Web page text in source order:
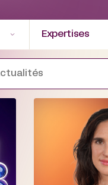
Expertises